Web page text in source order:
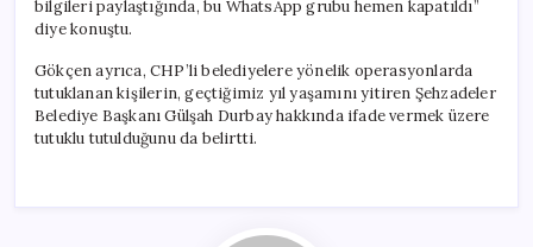
bilgileri paylaştığında, bu WhatsApp grubu hemen kapatıldı”
diye konuştu.
Gökçen ayrıca, CHP’li belediyelere yönelik operasyonlarda
tutuklanan kişilerin, geçtiğimiz yıl yaşamını yitiren Şehzadeler
Belediye Başkanı Gülşah Durbay hakkında ifade vermek üzere
tutuklu tutulduğunu da belirtti.